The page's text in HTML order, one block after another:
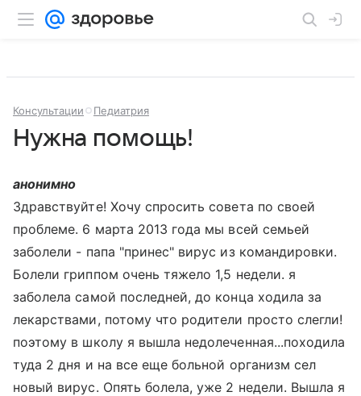
Консультации Педиатрия
Нужна помощь!
анонимно
Здравствуйте! Хочу спросить совета по своей
проблеме. 6 марта 2013 года мы всей семьей
заболели - папа "принес" вирус из командировки.
Болели гриппом очень тяжело 1,5 недели. я
заболела самой последней, до конца ходила за
лекарствами, потому что родители просто слегли!
поэтому в школу я вышла недолеченная...походила
туда 2 дня и на все еще больной организм сел
новый вирус. Опять болела, уже 2 недели. Вышла я